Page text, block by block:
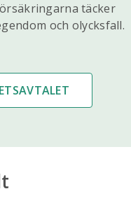
täcker
och olycksfall.